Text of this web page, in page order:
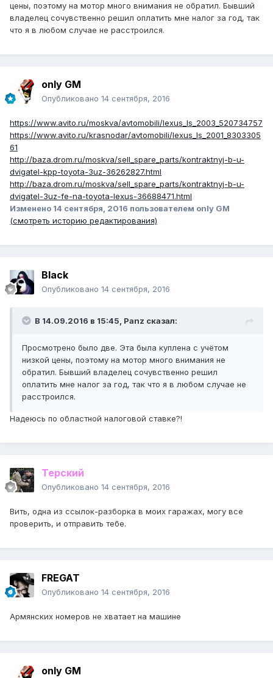
цены, поэтому на мотор много внимания не обратил. Бывший
владелец сочувственно решил оплатить мне налог за год, так
что я в любом случае не расстроился.
only GM
Опубликовано 14 сентября, 2016
https://www.avito.ru/moskva/avtomobili/lexus_ls_2003_520734757
https://www.avito.ru/krasnodar/avtomobili/lexus_ls_2001_8303305
61
http://baza.drom.ru/moskva/sell_spare_parts/kontraktnyj-b-u-
dvigatel-kpp-toyota-3uz-36262827.html
http://baza.drom.ru/moskva/sell_spare_parts/kontraktnyj-b-u-
dvigatel-3uz-fe-na-toyota-lexus-36688471.html
Изменено 14 сентября, 2016 пользователем only GM
(смотреть историю редактирования)
Black
Опубликовано 14 сентября, 2016
В 14.09.2016 в 15:45, Panz сказал:
Просмотрено было две. Эта была куплена с учётом
низкой цены, поэтому на мотор много внимания не
обратил. Бывший владелец сочувственно решил
оплатить мне налог за год, так что я в любом случае не
расстроился.
Надеюсь по областной налоговой ставке?!
Терский
Опубликовано 14 сентября, 2016
Вить, одна из ссылок-разборка в моих гаражах, могу все
проверить, и отправить тебе.
FREGAT
Опубликовано 14 сентября, 2016
Армянских номеров не хватает на машине
only GM